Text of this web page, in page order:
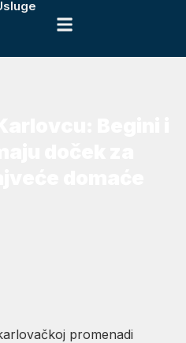
promenadi